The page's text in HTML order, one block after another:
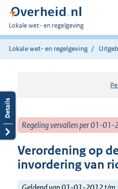
U
bent
hier:
Lokale wet- en regelgeving
Lokale wet- en regelgeving
Regeling vervallen per 01-
Verordening op
invordering van